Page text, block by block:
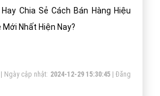
Chia Sẻ Cách Bán Hàng Hiệu
Nhất Hiện Nay?
Ngày cập nhật: 2024-12-29 15:30:45|Đăng